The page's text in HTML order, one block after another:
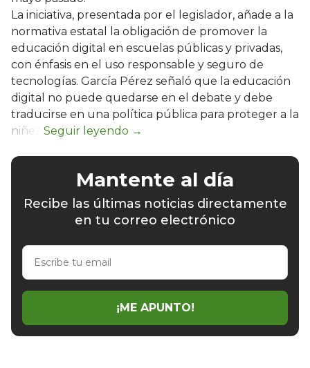
La iniciativa, presentada por el legislador, añade a la
normativa estatal la obligación de promover la
educación digital en escuelas públicas y privadas,
con énfasis en el uso responsable y seguro de
tecnologías. García Pérez señaló que la educación
digital no puede quedarse en el debate y debe
traducirse en una política pública para proteger a la
niñez.
Mantente al día
Recibe las últimas noticias directamente
en tu correo electrónico
Escribe
email
¡ME APUNTO!